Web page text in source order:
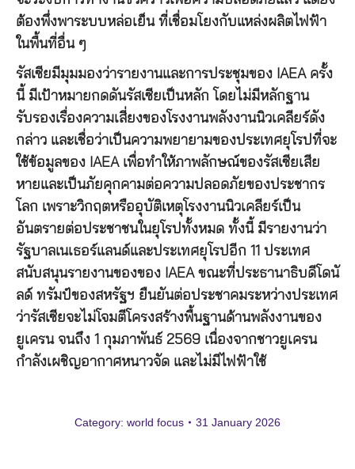
ต้องพึ่งพาระบบหล่อเย็น ที่เชื่อมโยงกับแหล่งผลิตไฟฟ้า
ในพื้นที่อื่น ๆ
รัสเซียมีมุมมองว่ารายงานและการประชุมของ IAEA ครั้ง
นี้ มีเป้าหมายกดดันรัสเซียเป็นหลัก โดยไม่มีหลักฐาน
รับรองเรื่องความเสี่ยงของโรงงานพลังงานนิวเคลียร์ดัง
กล่าว และเชื่อว่าเป็นความพยายามของประเทศยุโรปที่จะ
ใช้ข้อมูลของ IAEA เพื่อทำให้ภาพลักษณ์ของรัสเซียเสีย
หายและเป็นภัยคุกคามต่อความปลอดภัยของประชากร
โลก เพราะวิกฤตหรืออุบัติเหตุโรงงานนิวเคลียร์เป็น
อันตรายต่อประชาชนในยุโรปทั้งหมด ทั้งนี้ มีรายงานว่า
รัฐบาลเนเธอร์แลนด์และประเทศยุโรปอีก 11 ประเทศ
สนับสนุนรายงานของของ IAEA ขณะที่ประธานาธิบดีโดนั
ลด์ ทรัมป์ของสหรัฐฯ ยืนยันต่อประชาคมระหว่างประเทศ
ว่ารัสเซียจะไม่โจมตีโครงสร้างพื้นฐานด้านพลังงานของ
ยูเครน จนถึง 1 กุมภาพันธ์ 2569 เนื่องจากชาวยูเครน
กำลังเผชิญอากาศหนาวจัด และไม่มีไฟฟ้าใช้
Category: world focus 31 January 2026